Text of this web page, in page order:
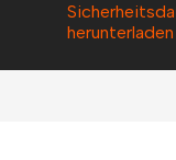
herunterladen